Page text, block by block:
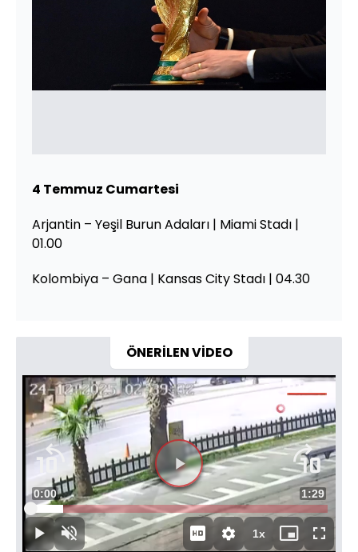
4 Temmuz Cumartesi
Arjantin – Yeşil Burun Adaları | Miami Stadı |
01.00
Kolombiya – Gana | Kansas City Stadı | 04.30
ÖNERİLEN VİDEO
Videoyu
Oynat
OynatSesi
Süre
0:00 Toplam
Süre
1:29
Yüklendi:
11.07%
1xOynatma
Mini
Tam